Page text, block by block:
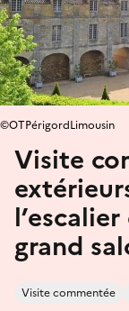
Visite
grand
Visite commentée
©OTPérigordLimousin